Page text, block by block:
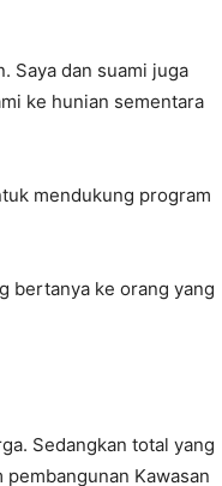
Saya dan suami juga
ke hunian sementara
mendukung program
bertanya ke orang yang
Sedangkan total yang
Kawasan